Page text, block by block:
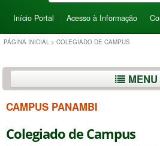
Início Portal Acesso à Informação
PÁGINA INICIAL > COLEGIADO DE CAMPUS
MENU
CAMPUS PANAMBI
Colegiado de Campus